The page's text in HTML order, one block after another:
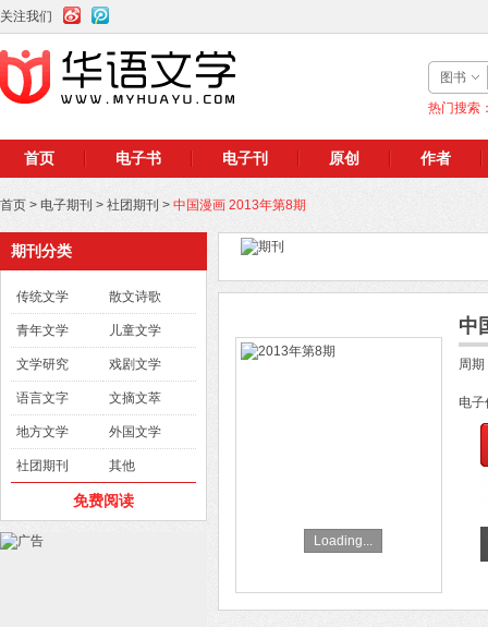
关注我们
图书
热门搜索
首页 电子书 电子刊 原创 作者
首页 > 电子期刊 > 社团期刊 > 中国漫画 2013年第8期
期刊分类
传统文学 散文诗歌
青年文学 儿童文学
文学研究 戏剧文学
语言文字 文摘文萃
地方文学 外国文学
社团期刊 其他
免费阅读
Loading...
中
周期
电子